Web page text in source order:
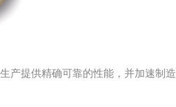
产提供精确可靠的性能，并加速制